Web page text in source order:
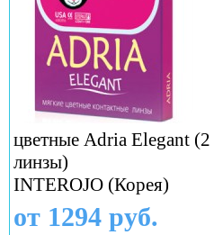
цветные Adria Elegant (2
линзы)
INTEROJO (Корея)
от 1294 руб.